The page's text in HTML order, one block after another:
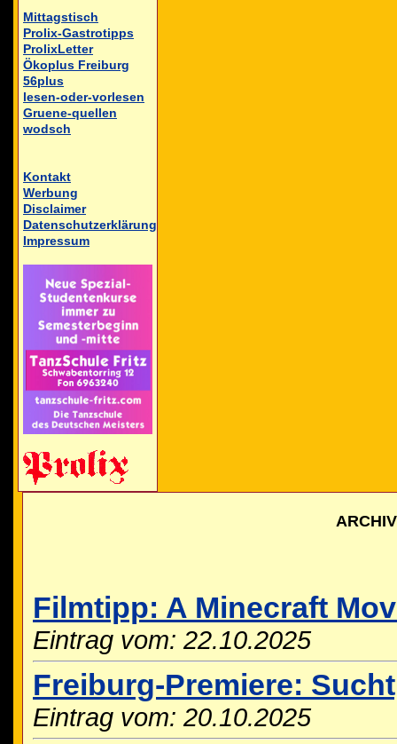
Mittagstisch
Prolix-Gastrotipps
ProlixLetter
Ökoplus Freiburg
56plus
lesen-oder-vorlesen
Gruene-quellen
wodsch
Kontakt
Werbung
Disclaimer
Datenschutzerklärung
Impressum
ARCHIV
Filmtipp: A Minecraft
Eintrag vom: 22.10.2025
Freiburg-Premiere:
Eintrag vom: 20.10.2025